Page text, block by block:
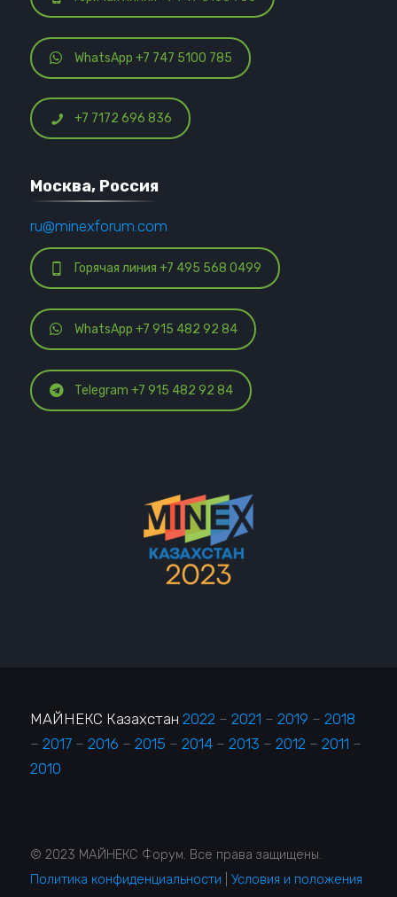
WhatsApp +7 747 5100 785
+7 7172 696 836
Москва, Россия
ru@minexforum.com
Горячая линия +7 495 568 0499
WhatsApp +7 915 482 92 84
Telegram +7 915 482 92 84
МАЙНЕКС Казахстан2022 – 2021 – 2019 – 2018
– 2017 – 2016 – 2015 – 2014 – 2013 – 2012 – 2011 –
2010
© 2023 МАЙНЕКС Форум. Все права защищены.
Политика конфиденциальности |Условия и положения